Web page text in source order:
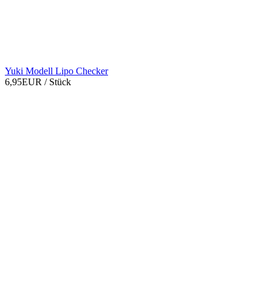
Yuki Modell Lipo Checker
6,95EUR / Stück